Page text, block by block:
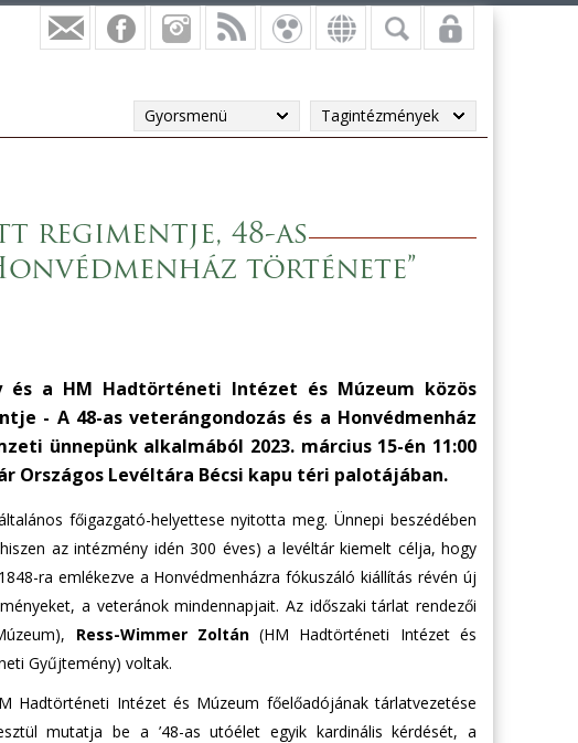
Gyorsmenü Tagintézmények
regimentje, 48-as
története”
és a HM Hadtörténeti Intézet és Múzeum közös
- A 48-as veterángondozás és a Honvédmenház
ünnepünk alkalmából 2023. március 15-én 11:00
Országos Levéltára Bécsi kapu téri palotájában.
főigazgató-helyettese nyitotta meg. Ünnepi beszédében
az intézmény idén 300 éves) a levéltár kiemelt célja, hogy
ra emlékezve a Honvédmenházra fókuszáló kiállítás révén új
a veteránok mindennapjait. Az időszaki tárlat rendezői
Ress-Wimmer Zoltán(HM Hadtörténeti Intézet és
Gyűjtemény) voltak.
Hadtörténeti Intézet és Múzeum főelőadójának tárlatvezetése
mutatja be a ’48-as utóélet egyik kardinális kérdését, a